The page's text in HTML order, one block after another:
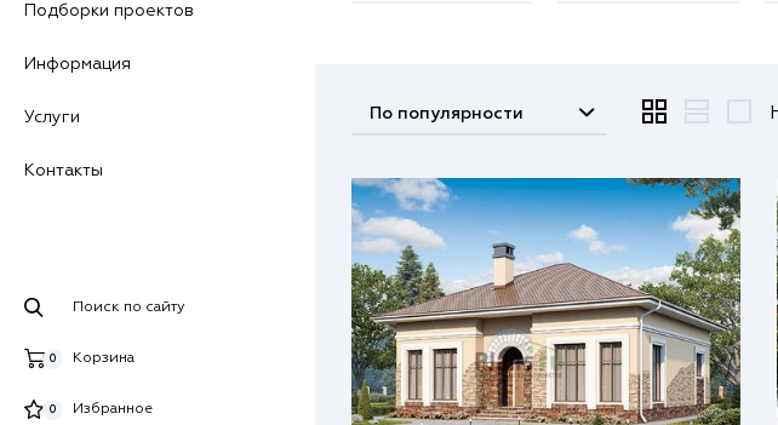
Подборки проектов
Информация
Услуги
Контакты
Поиск по сайту
Корзина
0
Избранное
0
По популярности